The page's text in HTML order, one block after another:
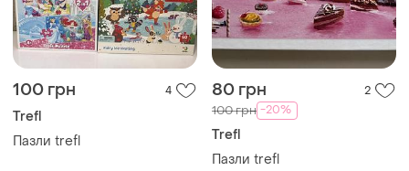
100 грн 4
Trefl
Пазли trefl
80 грн 2
100 грн -20%
Trefl
Пазли trefl